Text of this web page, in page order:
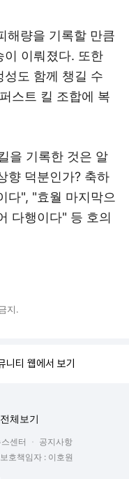
해량을 기록할 만큼
이 이뤄졌다. 또한
성도 함께 챙길 수
스트 킬 조합에 복
을 기록한 것은 알
향 덕분인가? 축하
다", "효월 마지막으
다행이다" 등 호의
지.
니티 웹에서 보기
전체보기
센터
공지사항
호책임자 : 이호원